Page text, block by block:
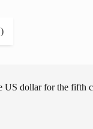
US dollar for the fifth